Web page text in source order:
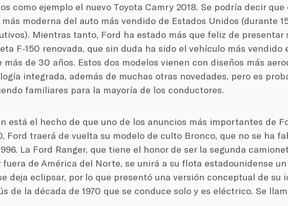
como ejemplo el nuevo Toyota Camry 2018. Se podría decir que
moderna del auto más vendido de Estados Unidos (durante
Mientras tanto, Ford ha estado más que feliz de presentar
F-150 renovada, que sin duda ha sido el vehículo más vendido
más de 30 años. Estos dos modelos vienen con diseños más
integrada, además de muchas otras novedades, pero es
familiares para la mayoría de los conductores.
está el hecho de que uno de los anuncios más importantes de
Ford traerá de vuelta su modelo de culto Bronco, que no se ha
La Ford Ranger, que tiene el honor de ser la segunda
fuera de América del Norte, se unirá a su flota estadounidense
deja eclipsar, por lo que presentó una versión conceptual de su
de la década de 1970 que se conduce solo y es eléctrico. Se